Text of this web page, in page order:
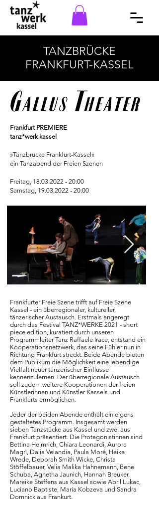
TANZBRÜCKE
FRANKFURT-KASSEL
Frankfurt PREMIERE
tanz*werk kassel
»Tanzbrücke Frankfurt-Kassel«
ein Tanzabend der Freien Szenen
Freitag, 18.03.2022 - 20:00
Samstag, 19.03.2022 - 20:00
Frankfurter Freie Szene trifft auf Freie Szene
Kassel - ein überregionaler, kultureller,
tänzerischer Austausch. Erstmals angeregt
durch das Festival TANZ*WERKE 2021 - short
piece edition, kuratiert durch unseren
Programmleiter Tanz Raffaele Irace, entstand ein
Kooperationsnetzwerk, das seine Fühler nun in
Richtung Frankfurt streckt. Beide Abende bieten
dem Publikum die Möglichkeit eine lebendige
Vielfalt neuer tänzerischer Einflüsse
kennenzulernen. Der überregionale Austausch
soll zudem weitere Kooperationen der freien
Künstlerinnen und Künstler Kassels und
Frankfurts ermöglichen.
Jeder der beiden Abende enthält ein eigens
gestaltetes Programm. Insgesamt werden
sieben Tanzstücke aus Kassel und zwei aus
Frankfurt präsentiert. Die Protagonistinnen sind
Bettina Helmrich, Chiara Leonardi, Aurora
Magrì, Dalia Velandia, Paula Moré, Heike
Wrede, Deborah Smith Wicke, Christa
Stöffelbauer, Velia Malika Hahnemann, Bene
Schuba, Agnetha Jaunich, Hannah Breuker,
Mareike Steffens aus Kassel sowie Abril Lukac,
Luciano Baptiste, Maria Kobzeva und Sandra
Domnick aus Frankurt.